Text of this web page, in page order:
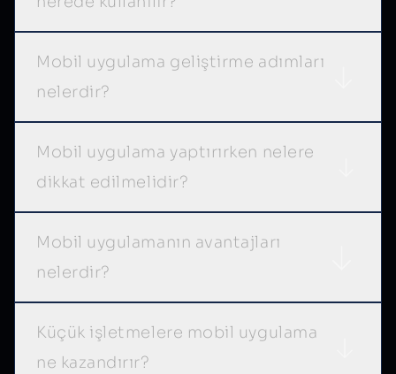
Mobil uygulama geliştirme adımları
nelerdir?
Mobil uygulama yaptırırken nelere
dikkat edilmelidir?
Mobil uygulamanın avantajları
nelerdir?
Küçük işletmelere mobil uygulama
ne kazandırır?